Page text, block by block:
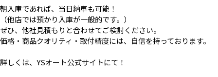
朝入庫であれば、当日納車も可能！
（他店では預かり入庫が一般的です。）
ぜひ、他社見積もりと合わせてご検討ください。
価格・商品クオリティ・取付精度には、自信を持っております。
詳しくは、YSオート公式サイトにて！